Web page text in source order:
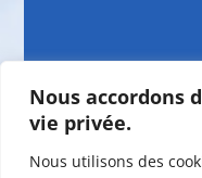
Nous accordons
vie privée.
Nous utilisons des